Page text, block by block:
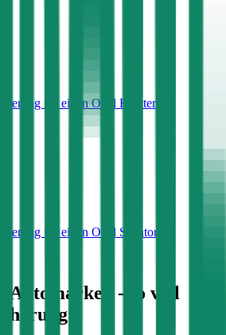
für einen Opel Fronter?
für einen Opel Senator?
Automarken - so viel